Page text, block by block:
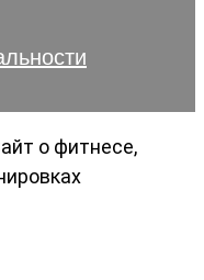
о фитнесе,